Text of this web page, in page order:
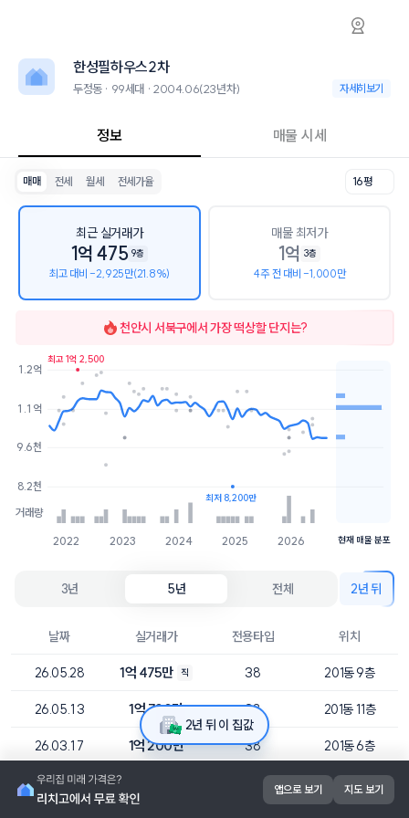
두정동 한성필하우스2차 아파트 시세·실거래
한성필하우스2차는 두정동에 위치한 99세대 아파트로, 2004.06 입주
2026년 8월 6일 기준 16평형의 매매 시세는 9.9천, 전세는 9.1천입니다.
인근 학군으로는 천안부성초등학교, 천안두정중학교, 천안두정고등학
최고 15층, 용적률 239%, 건폐율 24%의 단지입니다.
한성필하우스2차
한성필하우스2차
두정동 · 99세대 · 2004.06(23년차) 두정동 · 99세
자세히보기
정보 매물 시세
매매 전세 월세 전세가율 16평
최근 실거래가
1억 475 9층
최고 대비 -2,925만(21.8%)
매물 최저가
1억 3층
4주 전 대비 -1,000만
천안시 서북구에서 가장 떡상할 단지는?
2022 2023 2024 2025 2026
거래량
8.2천
9.6천
1.1억
1.2억
최고 1억 2,500
최저 8,200만
호가
1.1억
6개
1개
현재 매물 분포
3년 5년 전체 2년 뒤
날짜 실거래가 전용타입 위치
26.05.28 1억 475만 직 38 201동 9층
26.05.13 1억 700만 38 201동 11층
26.03.17 1억 200만 38 201동 6층
25.12.26 201동 3층
2년 뒤 이 집값
앱으로 보기 지도 보기